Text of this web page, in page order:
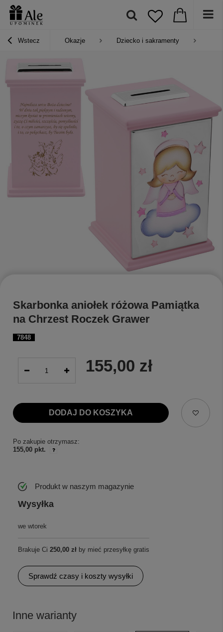
Wstecz Okazje Dziecko i sakramenty
7848
Skarbonka aniołek różowa Pamiątka
na Chrzest Roczek Grawer
155,00 zł
DODAJ DO KOSZYKA
Po zakupie otrzymasz:
155,00 pkt.
Produkt w naszym magazynie
Wysyłka
we wtorek
Brakuje Ci 250,00 zł by mieć przesyłkę gratis
Sprawdź czasy i koszty wysyłki
Inne warianty